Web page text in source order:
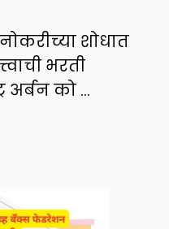
शोधात
भरती
अर्बन को …